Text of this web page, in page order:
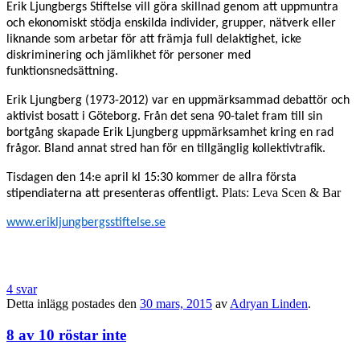
Erik Ljungbergs Stiftelse vill göra skillnad genom att uppmuntra
och ekonomiskt stödja enskilda individer, grupper, nätverk eller
liknande som arbetar för att främja full delaktighet, icke
diskriminering och jämlikhet för personer med
funktionsnedsättning.
Erik Ljungberg (1973-2012) var en uppmärksammad debattör och
aktivist bosatt i Göteborg. Från det sena 90-talet fram till sin
bortgång skapade Erik Ljungberg uppmärksamhet kring en rad
frågor. Bland annat stred han för en tillgänglig kollektivtrafik.
Tisdagen den 14:e april kl 15:30 kommer de allra första
stipendiaterna att presenteras offentligt. Plats: Leva Scen & Bar
www.erikljungbergsstiftelse.se
4 svar
Detta inlägg postades den 30 mars, 2015 av Adryan Linden.
8 av 10 röstar inte